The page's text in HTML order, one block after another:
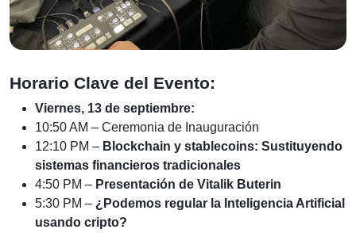
Horario Clave del Evento:
Viernes, 13 de septiembre:
10:50 AM – Ceremonia de Inauguración
12:10 PM – Blockchain y stablecoins: Sustituyendo
sistemas financieros tradicionales
4:50 PM – Presentación de Vitalik Buterin
5:30 PM – ¿Podemos regular la Inteligencia Artificial
usando cripto?